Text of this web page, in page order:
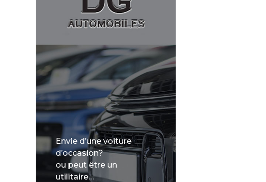
Envie d’une voiture
d’occasion?
ou peut être un
utilitaire…